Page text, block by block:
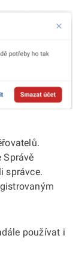
Správě
správce.
používat i